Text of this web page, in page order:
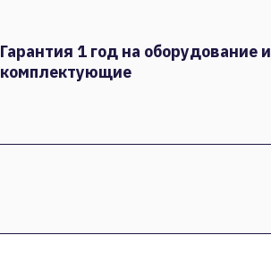
Гарантия 1 год на оборудование и
комплектующие